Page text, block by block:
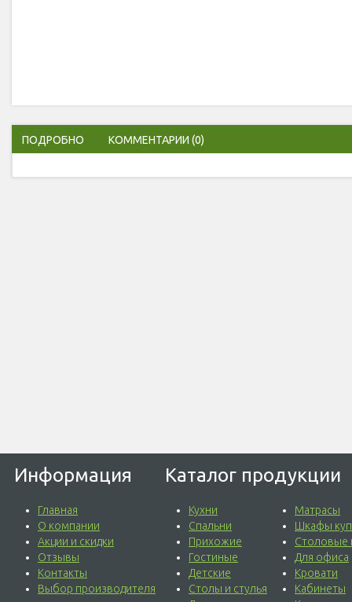
ПОДРОБНО КОММЕНТАРИИ (0)
Информация Каталог продукции
Главная
О компании
Акции и скидки
Отзывы
Контакты
Выбор производителя
Кухни
Спальни
Прихожие
Гостиные
Детские
Столы и стулья
Матрасы
Шкафы
Столовые
Для офиса
Кровати
Кабинеты